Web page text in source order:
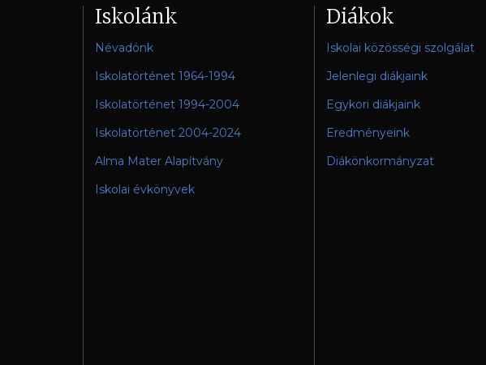
Iskolánk
Névadónk
Iskolatörténet 1964-1994
Iskolatörténet 1994-2004
Iskolatörténet 2004-2024
Alma Mater Alapítvány
Iskolai évkönyvek
Diákok
Iskolai közösségi szolgálat
Jelenlegi diákjaink
Egykori diákjaink
Eredményeink
Diákönkormányzat